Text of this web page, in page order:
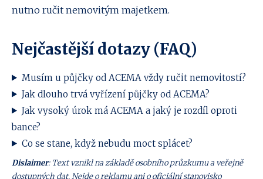
nutno ručit nemovitým majetkem.
Nejčastější dotazy (FAQ)
Musím u půjčky od ACEMA vždy ručit nemovitostí?
Jak dlouho trvá vyřízení půjčky od ACEMA?
Jak vysoký úrok má ACEMA a jaký je rozdíl oproti
bance?
Co se stane, když nebudu moct splácet?
Dislaimer: Text vznikl na základě osobního průzkumu a veřejně
dostupných dat. Nejde o reklamu ani o oficiální stanovisko